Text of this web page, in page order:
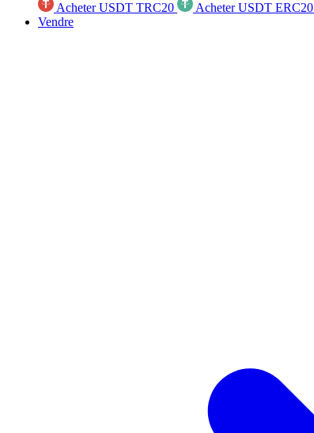
Acheter USDT TRC20
Acheter USDT ERC20
Vendre